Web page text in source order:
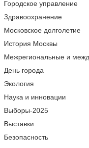
Городское управление
Здравоохранение
Московское долголетие
История Москвы
Межрегиональные и
День города
Экология
Наука и инновации
Выборы-2025
Выставки
Безопасность